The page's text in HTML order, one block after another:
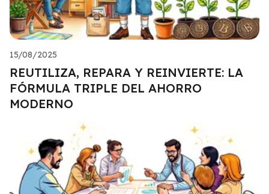
15/08/2025
REUTILIZA, REPARA Y REINVIERTE: LA
FÓRMULA TRIPLE DEL AHORRO
MODERNO